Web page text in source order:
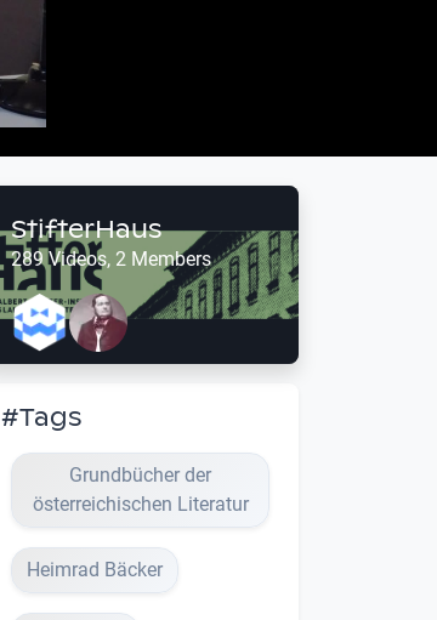
StifterHaus
289 Videos, 2 Members
#Tags
Grundbücher der
österreichischen Literatur
Heimrad Bäcker